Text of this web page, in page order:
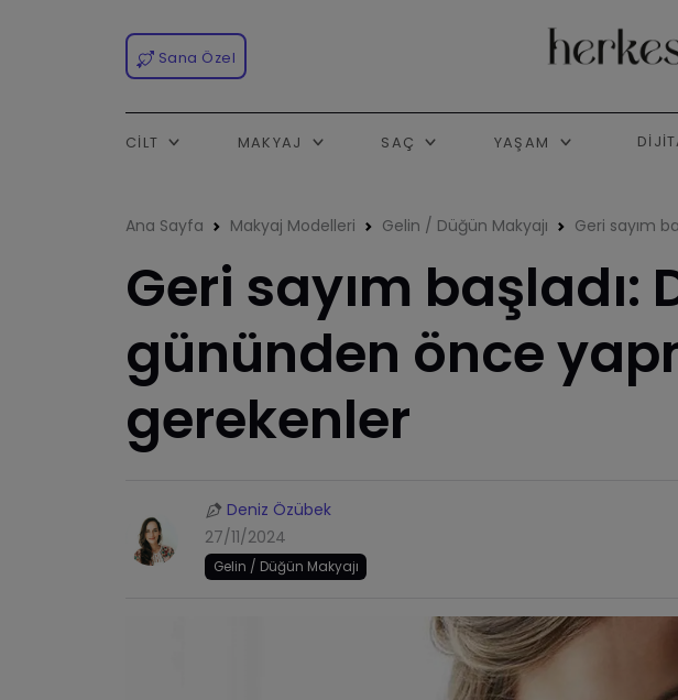
Sana Özel
CILT MAKYAJ SAÇ YAŞAM
Ana Sayfa Makyaj Modelleri Gelin / Düğün Makyajı Geri sayım
Geri sayım başladı:
gününden önce
gerekenler
Deniz Özübek
27/11/2024
Gelin / Düğün Makyajı